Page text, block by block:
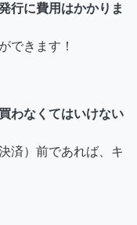
行に費用はかかりま
できます！
わなくてはいけない
済）前であれば、キ